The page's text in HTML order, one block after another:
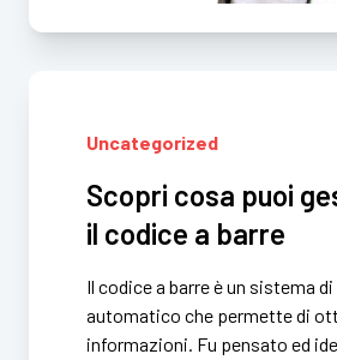
Uncategorized
Scopri cosa puoi
il codice a barre
Il codice a barre è un sistema
automatico che permette di
informazioni. Fu pensato ed